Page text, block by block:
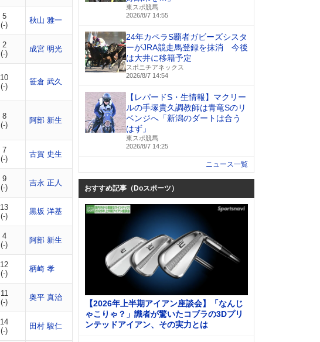
5
(-)
秋山 雅一
2
(-)
成宮 明光
10
(-)
笹倉 武久
8
(-)
阿部 新生
7
(-)
古賀 史生
9
(-)
吉永 正人
13
(-)
黒坂 洋基
4
(-)
阿部 新生
12
(-)
柄崎 孝
11
(-)
奥平 真治
14
(-)
田村 駿仁
東スポ競馬
2026/8/7 14:55
24年カペラS覇者ガビーズシスタ
ーがJRA競走馬登録を抹消 今後
は大井に移籍予定
スポニチアネックス
2026/8/7 14:54
【レパードS・生情報】マクリー
ルの手塚貴久調教師は青竜Sのリ
ベンジへ「新潟のダートは合う
はず」
東スポ競馬
2026/8/7 14:25
ニュース一覧
おすすめ記事（Doスポーツ）
【2026年上半期アイアン座談会】「なんじ
ゃこりゃ？」識者が驚いたコブラの3Dプリ
ンテッドアイアン、その実力とは